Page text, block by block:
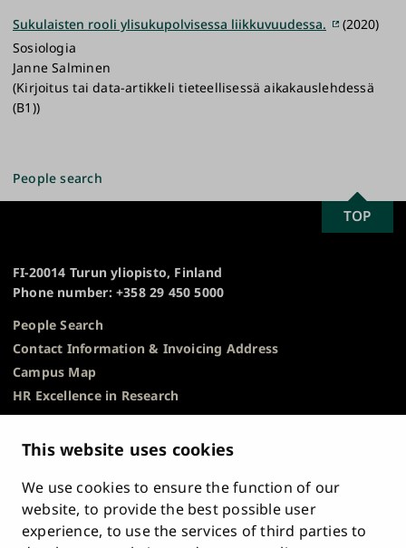
This website uses cookies
We use cookies to ensure the function of our
website, to provide the best possible user
experience, to use the services of third parties to
Sukulaisten rooli ylisukupolvisessa liikkuvuudessa.
(2020)
Sosiologia
Janne Salminen
(Kirjoitus tai data-artikkeli tieteellisessä aikakauslehdessä
(B1))
People search
FI-20014 Turun yliopisto, Finland
Phone number: +358 29 450 5000
People Search
Contact Information & Invoicing Address
Campus Map
HR Excellence in Research
Privacy Notice
Description of Document Publicity & Information
Whistleblowing
Accessibility Statement
Feedback
SCROLL
TO
TOP